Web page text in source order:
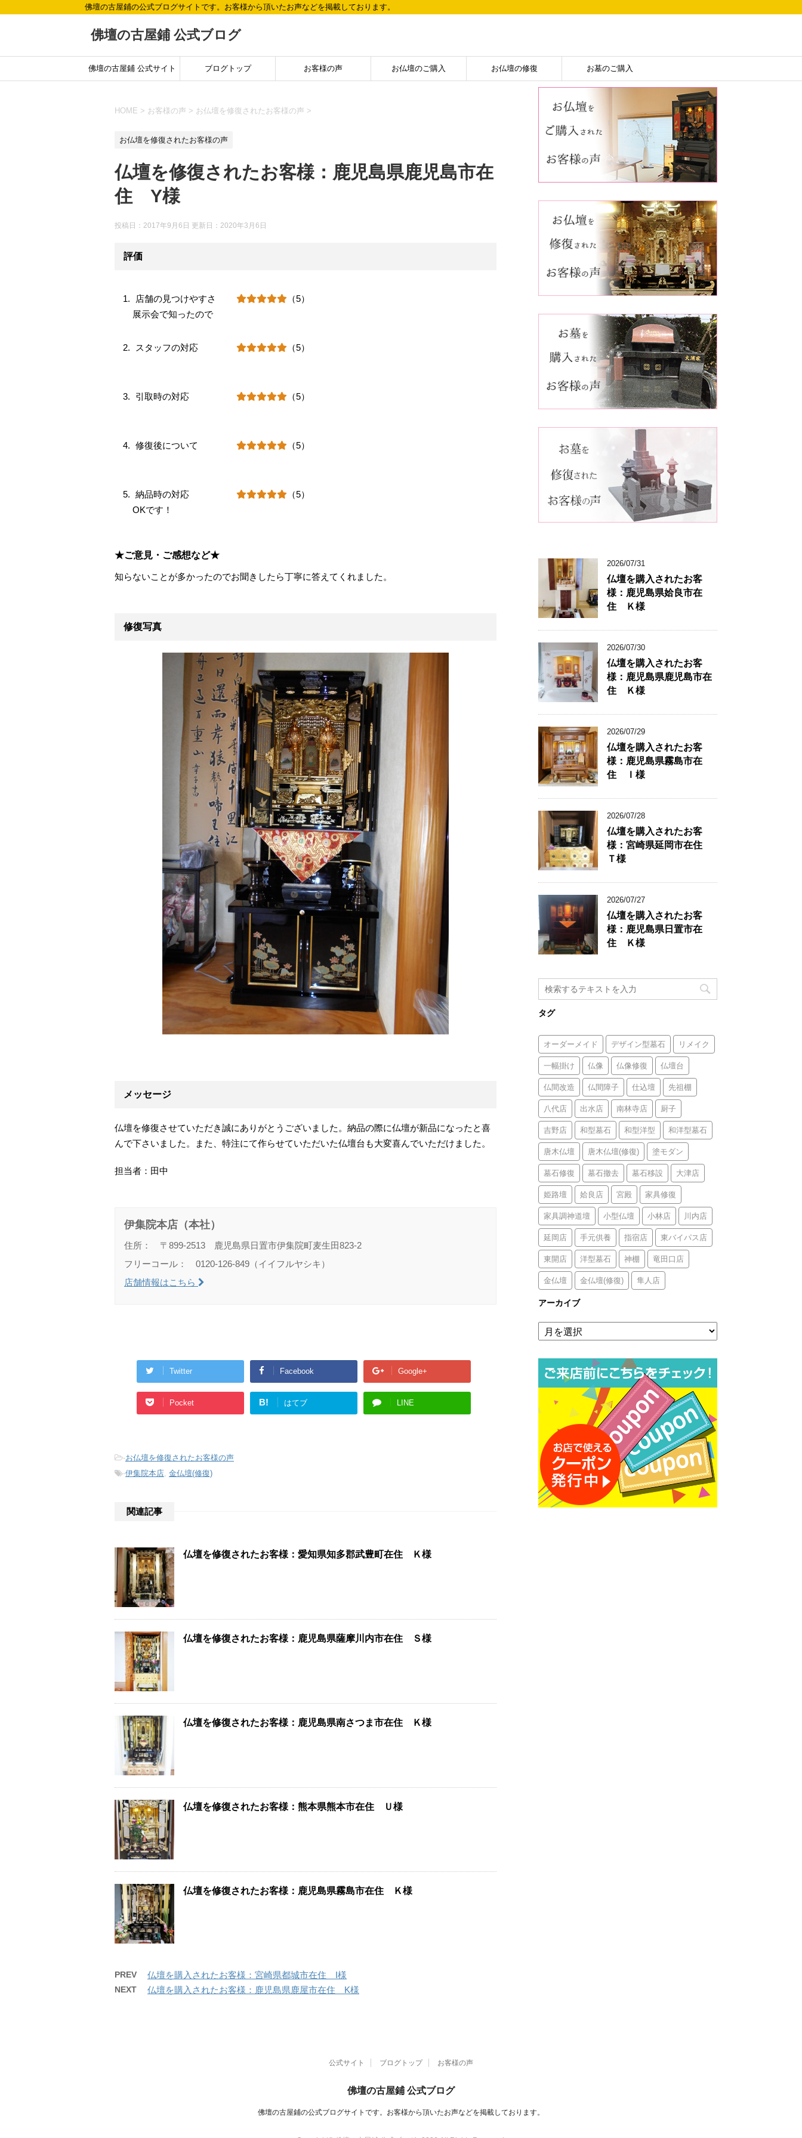
佛壇の古屋鋪の公式ブログサイトです。お客様から頂いたお声などを掲載しております。
佛壇の古屋鋪 公式ブログ
佛壇の古屋鋪 公式サイト ブログトップ お客様の声 お仏壇のご購入 お仏壇の修復 お墓のご購入
HOME > お客様の声 > お仏壇を修復されたお客様の声 >
お仏壇を修復されたお客様の声
仏壇を修復されたお客様：鹿児島県鹿児島市在
住 Y様
投稿日：2017年9月6日 更新日： 2020年3月6日
評価
店舗の見つけやすさ
（5）
展示会で知ったので
スタッフの対応 （5）
引取時の対応 （5）
修復後について （5）
納品時の対応
（5）
OKです！
★ご意見・ご感想など★
知らないことが多かったのでお聞きしたら丁寧に答えてくれました。
修復写真
メッセージ
仏壇を修復させていただき誠にありがとうございました。納品の際に仏壇が新品になったと喜
んで下さいました。また、特注にて作らせていただいた仏壇台も大変喜んでいただけました。
担当者：田中
伊集院本店（本社）
住所： 〒899-2513 鹿児島県日置市伊集院町麦生田823-2
フリーコール： 0120-126-849（イイフルヤシキ）
店舗情報はこちら
Twitter Facebook Google+
Pocket B! はてブ LINE
-お仏壇を修復されたお客様の声
-伊集院本店 金仏壇(修復)
関連記事
仏壇を修復されたお客様：愛知県知多郡武豊町在住 Ｋ様
仏壇を修復されたお客様：鹿児島県薩摩川内市在住 Ｓ様
仏壇を修復されたお客様：鹿児島県南さつま市在住 Ｋ様
仏壇を修復されたお客様：熊本県熊本市在住 Ｕ様
仏壇を修復されたお客様：鹿児島県霧島市在住 Ｋ様
PREV 仏壇を購入されたお客様：宮崎県都城市在住 I様
NEXT 仏壇を購入されたお客様：鹿児島県鹿屋市在住 K様
2026/07/31
仏壇を購入されたお客
様：鹿児島県姶良市在
住 Ｋ様
2026/07/30
仏壇を購入されたお客
様：鹿児島県鹿児島市在
住 Ｋ様
2026/07/29
仏壇を購入されたお客
様：鹿児島県霧島市在
住 Ｉ様
2026/07/28
仏壇を購入されたお客
様：宮崎県延岡市在住
Ｔ様
2026/07/27
仏壇を購入されたお客
様：鹿児島県日置市在
住 Ｋ様
タグ
オーダーメイド デザイン型墓石 リメイク
一幅掛け 仏像 仏像修復 仏壇台
仏間改造 仏間障子 仕込壇 先祖棚
八代店 出水店 南林寺店 厨子
吉野店 和型墓石 和型洋型 和洋型墓石
唐木仏壇 唐木仏壇(修復) 塗モダン
墓石修復 墓石撤去 墓石移設 大津店
姫路壇 姶良店 宮殿 家具修復
家具調神道壇 小型仏壇 小林店 川内店
延岡店 手元供養 指宿店 東バイパス店
東開店 洋型墓石 神棚 竜田口店
金仏壇 金仏壇(修復) 隼人店
アーカイブ
ア
ー
ブ
公式サイト ブログトップ お客様の声
佛壇の古屋鋪 公式ブログ
佛壇の古屋鋪の公式ブログサイトです。お客様から頂いたお声などを掲載しております。